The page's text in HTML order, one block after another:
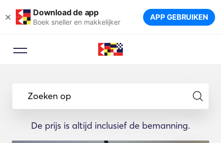
× Download de app
Boek sneller en makkelijker APP GEBRUIKEN
Zoeken op
De prijs is altijd inclusief de bemanning.